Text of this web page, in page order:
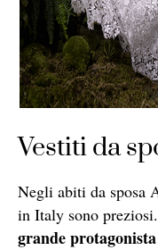
Vestiti da
Negli abiti da sposa
in Italy sono preziosi.
grande